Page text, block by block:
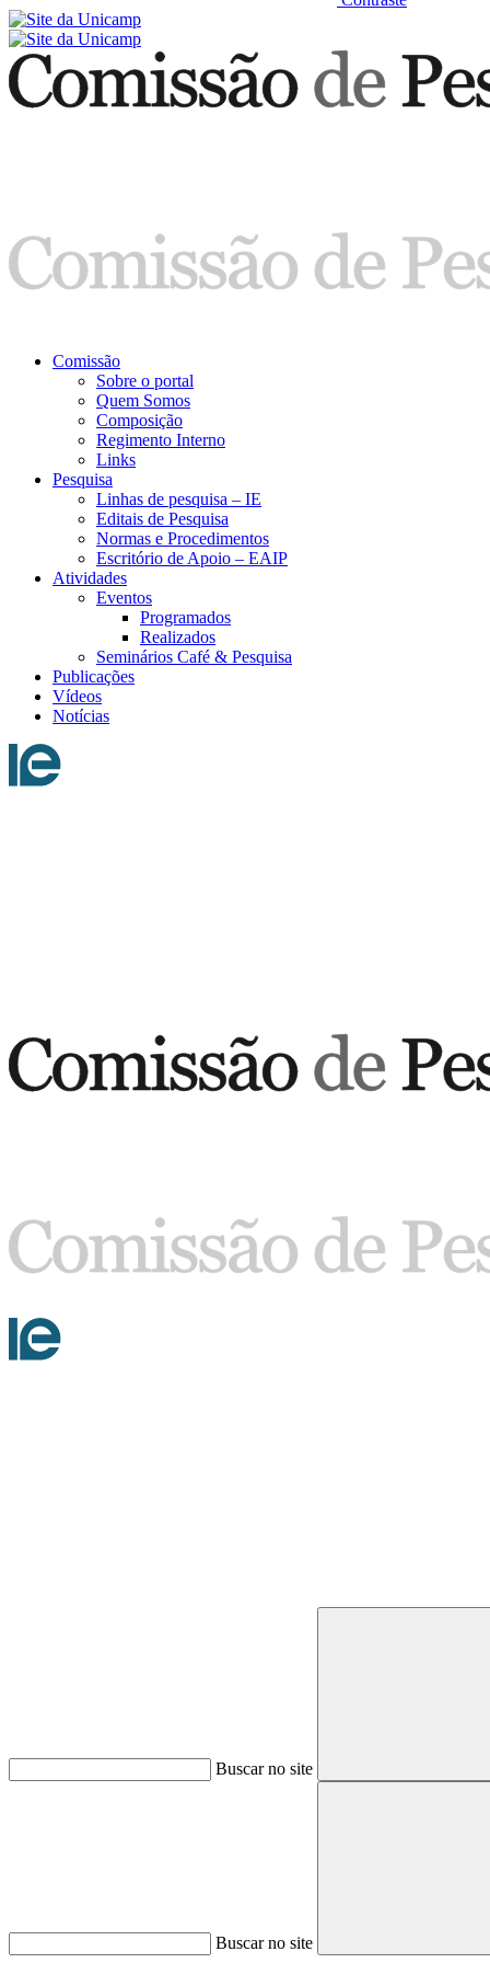
Comissão
Sobre o portal
Quem Somos
Composição
Regimento Interno
Links
Pesquisa
Linhas de pesquisa – IE
Editais de Pesquisa
Normas e Procedimentos
Escritório de Apoio – EAIP
Atividades
Eventos
Programados
Realizados
Seminários Café & Pesquisa
Publicações
Vídeos
Notícias
Buscar no site
Buscar no site